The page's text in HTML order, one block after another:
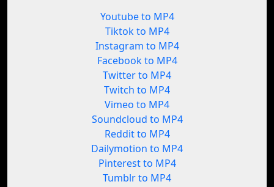
Youtube to MP4
Tiktok to MP4
Instagram to MP4
Facebook to MP4
Twitter to MP4
Twitch to MP4
Vimeo to MP4
Soundcloud to MP4
Reddit to MP4
Dailymotion to MP4
Pinterest to MP4
Tumblr to MP4